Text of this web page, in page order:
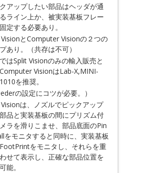
アップしたい部品はヘッダが通
ライン上か、被実装基板フレー
定する必要あり。
とComputer Visionの２つの
あり。（共存は不可）
はSplit Visionのみの輸入販売と
VisionはLab-X,MINI-
を推奨。
の設定にコツが必要。）
は、ノズルでピックアップ
品と実装基板の間にプリズム付
ラを滑りこませ、部品底面のPin
をモニタすると同時に、実装基板
FootPrintをモニタし、それらを重
せて表示し、正確な部品位置を
能。